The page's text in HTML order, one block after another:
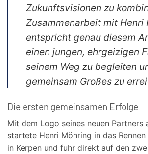
Zukunftsvisionen zu
Zusammenarbeit mit Henri
entspricht genau diesem
einen jungen, ehrgeizigen
seinem Weg zu begleiten
gemeinsam Großes zu
Die ersten gemeinsamen Erfolge
Mit dem Logo seines neuen Partners
startete Henri Möhring in das
in Kerpen und fuhr direkt auf den